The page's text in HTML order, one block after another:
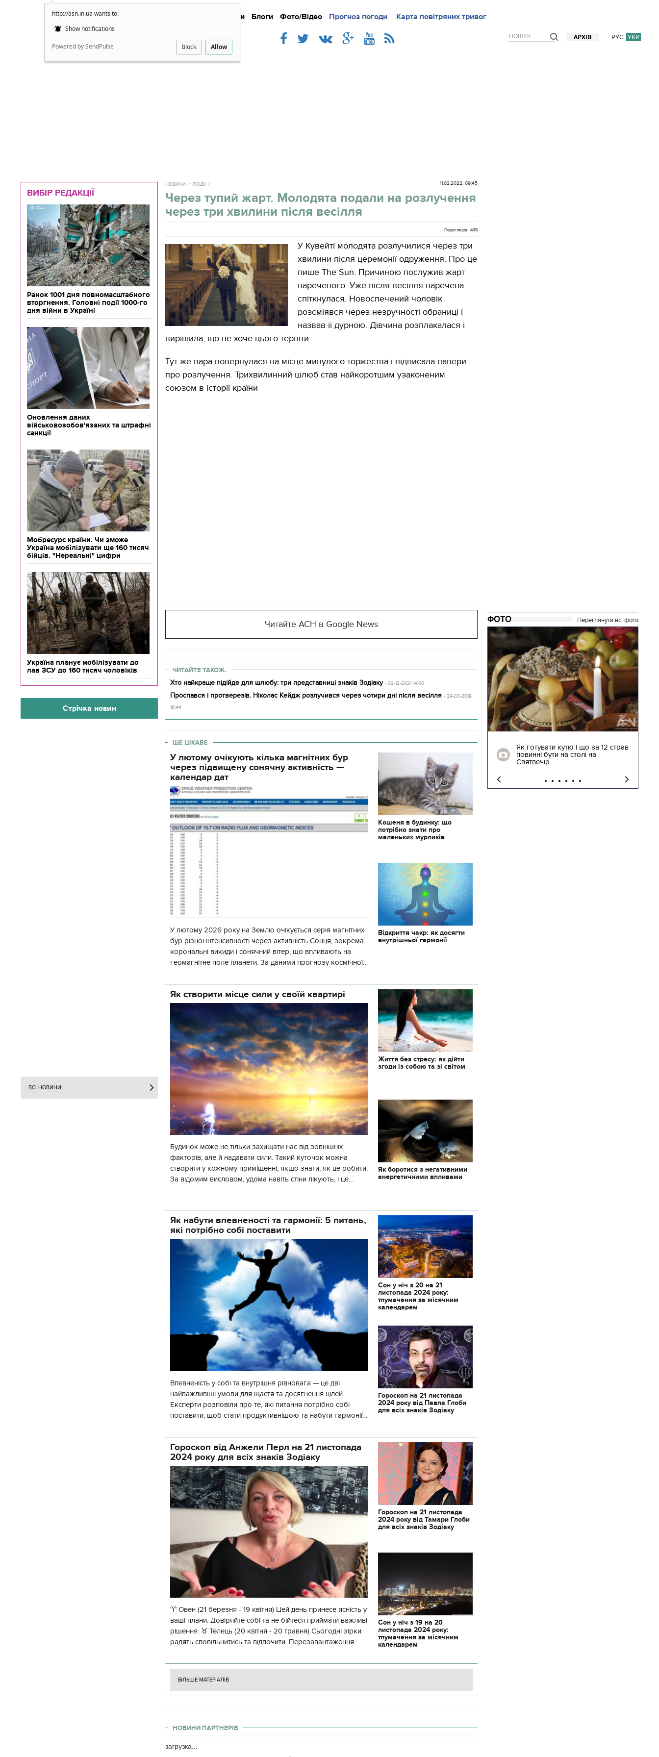
http://asn.in.ua wants to:
Show notifications
Powered by SendPulse Block Allow
Новини Блоги Фото/Відео Прогноз погоди Карта повітряних тривог
РУС УКР
АРХІВ
Докладно Новини Iнтерв`ю Блоги
ВИБІР РЕДАКЦІЇ
Ранок 1001 дня повномасштабного
вторгнення. Головні події 1000-го
дня війни в Україні
Оновлення даних
військовозобов'язаних та штрафні
санкції
Мобресурс країни. Чи зможе
Україна мобілізувати ще 160 тисяч
бійців. "Нереальні" цифри
Україна планує мобілізувати до
лав ЗСУ до 160 тисяч чоловіків
Стрічка новин
ВСІ НОВИНИ...
НОВИНИ ПОДІЇ 11.02.2022, 09:45
Через тупий жарт. Молодята подали на розлучення
через три хвилини після весілля
Переглядів: 438
У Кувейті молодята розлучилися через три
хвилини після церемонії одруження. Про це
пише The Sun. Причиною послужив жарт
нареченого. Уже після весілля наречена
спіткнулася. Новоспечений чоловік
розсміявся через незручності обраниці і
назвав її дурною. Дівчина розплакалася і
вирішила, що не хоче цього терпіти.
Тут же пара повернулася на місце минулого торжества і підписала папери
про розлучення. Трихвилинний шлюб став найкоротшим узаконеним
союзом в історії країни
Читайте АСН в Google News
ЧИТАЙТЕ ТАКОЖ.
Хто найкраще підійде для шлюбу: три представниці знаків Зодіаку - 02-12-2021 14:00
Проспався і протверезів. Ніколас Кейдж розлучився через чотири дні після весілля - 29-03-2019
18:44
ЩЕ ЦІКАВЕ
У лютому очікують кілька магнітних бур
через підвищену сонячну активність —
календар дат
У лютому 2026 року на Землю очікується серія магнітних
бур різної інтенсивності через активність Сонця, зокрема
корональні викиди і сонячний вітер, що впливають на
геомагнітне поле планети. За даними прогнозу космічної
Кошеня в будинку: що
потрібно знати про
маленьких мурликів
Відкриття чакр: як досягти
внутрішньої гармонії
Як створити місце сили у своїй квартирі
Будинок може не тільки захищати нас від зовнішніх
факторів, але й надавати сили. Такий куточок можна
створити у кожному приміщенні, якщо знати, як це робити.
За відомим висловом, удома навіть стіни лікують, і це
Життя без стресу: як дійти
згоди із собою та зі світом
Як боротися з негативними
енергетичними впливами
Як набути впевненості та гармонії: 5 питань,
які потрібно собі поставити
Впевненість у собі та внутрішня рівновага — це дві
найважливіші умови для щастя та досягнення цілей.
Експерти розповіли про те, які питання потрібно собі
поставити, щоб стати продуктивнішою та набути гармонії.
Сон у ніч з 20 на 21
листопада 2024 року:
тлумачення за місячним
календарем
Гороскоп на 21 листопада
2024 року від Павла Глоби
для всіх знаків Зодіаку
Гороскоп від Анжели Перл на 21 листопада
2024 року для всіх знаків Зодіаку
♈️ Овен (21 березня - 19 квітня) Цей день принесе ясність у
ваші плани. Довіряйте собі та не бійтеся приймати важливі
рішення. ♉️ Телець (20 квітня - 20 травня) Сьогодні зірки
радять сповільнитись та відпочити. Перезавантаження
Гороскоп на 21 листопада
2024 року від Тамари Глоби
для всіх знаків Зодіаку
Сон у ніч з 19 на 20
листопада 2024 року:
тлумачення за місячним
календарем
БІЛЬШЕ МАТЕРІАЛІВ
НОВИНИ ПАРТНЕРІВ
загрузка...
ФОТО Переглянути всі фото
декорації до фільму "Сторожова
Як готувати кутю і що за 12 страв
повинні бути на столі на
Святвечір